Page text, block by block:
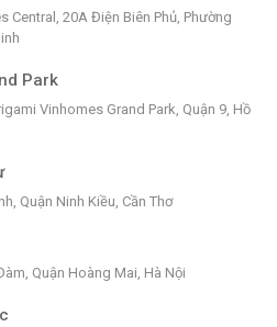
Central, 20A Điện Biên Phủ, Phường
Park
Vinhomes Grand Park, Quận 9, Hồ
Quận Ninh Kiều, Cần Thơ
Quận Hoàng Mai, Hà Nội